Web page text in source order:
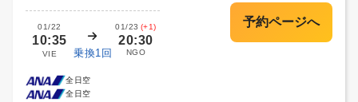
01/22
10:35
VIE 乗換1回
01/23 (+1)
20:30
NGO
全日空
全日空